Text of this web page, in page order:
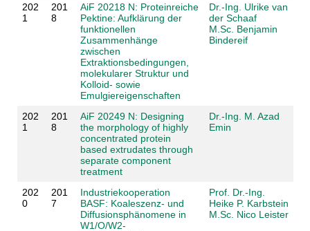
202
1
201
8
AiF 20218 N: Proteinreiche
Pektine: Aufklärung der
funktionellen
Zusammenhänge
zwischen
Extraktionsbedingungen,
molekularer Struktur und
Kolloid- sowie
Emulgiereigenschaften
Dr.-Ing. Ulrike van
der Schaaf
M.Sc. Benjamin
Bindereif
202
1
201
8
AiF 20249 N: Designing
the morphology of highly
concentrated protein
based extrudates through
separate component
treatment
Dr.-Ing. M. Azad
Emin
202
0
201
7
Industriekooperation
BASF: Koaleszenz- und
Diffusionsphänomene in
W1/O/W2-
Prof. Dr.-Ing.
Heike P. Karbstein
M.Sc. Nico Leister